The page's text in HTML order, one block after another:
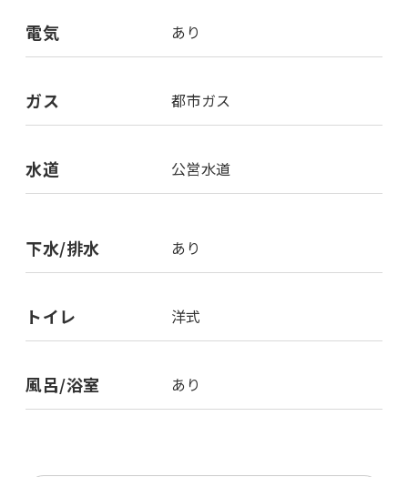
電気 あり
ガス 都市ガス
水道 公営水道
下水/排水 あり
トイレ 洋式
風呂/浴室 あり